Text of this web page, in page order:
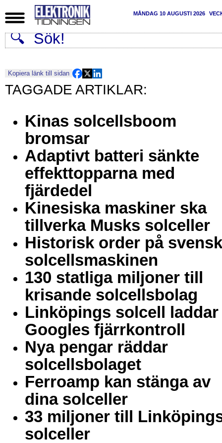
MÅNDAG 10 AUGUSTI 2026
Kopiera länk till sidan
Kinas solcellsboom
bromsar
Adaptivt batteri sänkte
effekttopparna med
fjärdedel
Kinesiska maskiner ska
tillverka Musks solceller
Historisk order på
solcellsmaskinen
130 statliga miljoner till
krisande solcellsbolag
Linköpings solcell laddar
Googles fjärrkontroll
Nya pengar räddar
solcellsbolaget
Ferroamp kan stänga av
dina solceller
33 miljoner till
solceller